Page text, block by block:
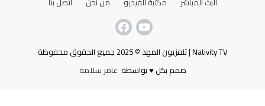
Nativity TV | تلفزيون المهد © 2025 جميع الحقوق محفوظة
صمم بكل ♥ بواسطة عامر سلامة